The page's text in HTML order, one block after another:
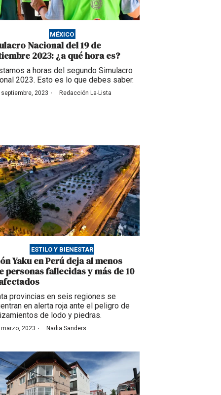
MÉXICO
Nacional del 19 de
2023: ¿a qué hora es?
a horas del segundo Simulacro
2023. Esto es lo que debes saber.
septiembre, 2023 · Redacción La-Lista
ESTILO Y BIENESTAR
Yaku en Perú deja al menos
personas fallecidas y más de 10
provincias en seis regiones se
en alerta roja ante el peligro de
de lodo y piedras.
marzo, 2023 · Nadia Sanders